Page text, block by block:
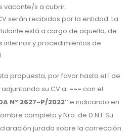
vacante/s a cubrir.
serán recibidos por la entidad. La
está a cargo de aquella, de
internos y procedimientos de
propuesta, por favor hasta el 1 de
su CV a: --- con el
Nº 2627-P/2022” e indicando en
completo y Nro. de D.N.I. Su
jurada sobre la corrección